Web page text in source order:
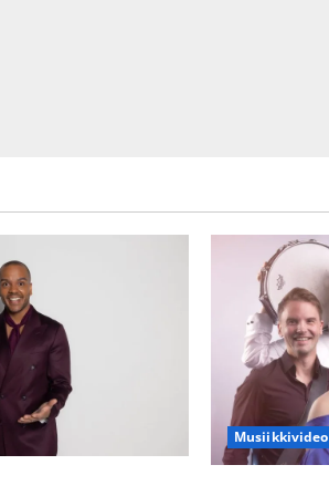
Musiikkivideo